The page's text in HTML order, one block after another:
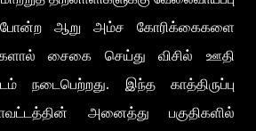
ஆறு அம்ச கோரிக்கைகளை
சைகை செய்து விசில் ஊதி
நடைபெற்றது. இந்த காத்திருப்பு
அனைத்து பகுதிகளில்